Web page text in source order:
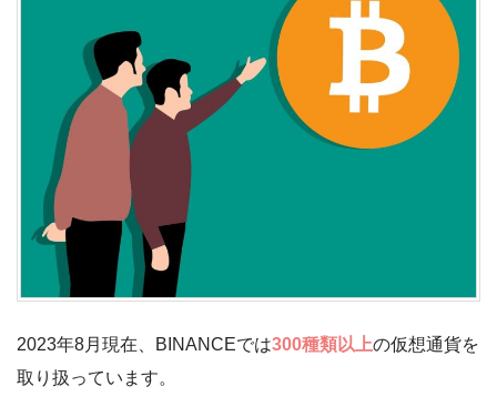
2023年8月現在、BINANCEでは300種類以上の仮想通貨を
取り扱っています。